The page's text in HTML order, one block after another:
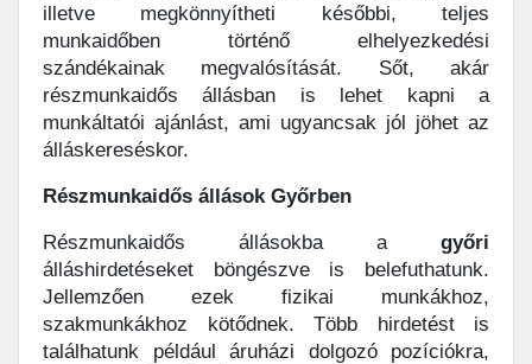
illetve megkönnyítheti későbbi, teljes
munkaidőben történő elhelyezkedési
szándékainak megvalósítását. Sőt, akár
részmunkaidős állásban is lehet kapni a
munkáltatói ajánlást, ami ugyancsak jól jöhet az
álláskereséskor.
Részmunkaidős állások Győrben
Részmunkaidős állásokba a győri
álláshirdetéseket böngészve is belefuthatunk.
Jellemzően ezek fizikai munkákhoz,
szakmunkákhoz kötődnek. Több hirdetést is
találhatunk például áruházi dolgozó pozíciókra,